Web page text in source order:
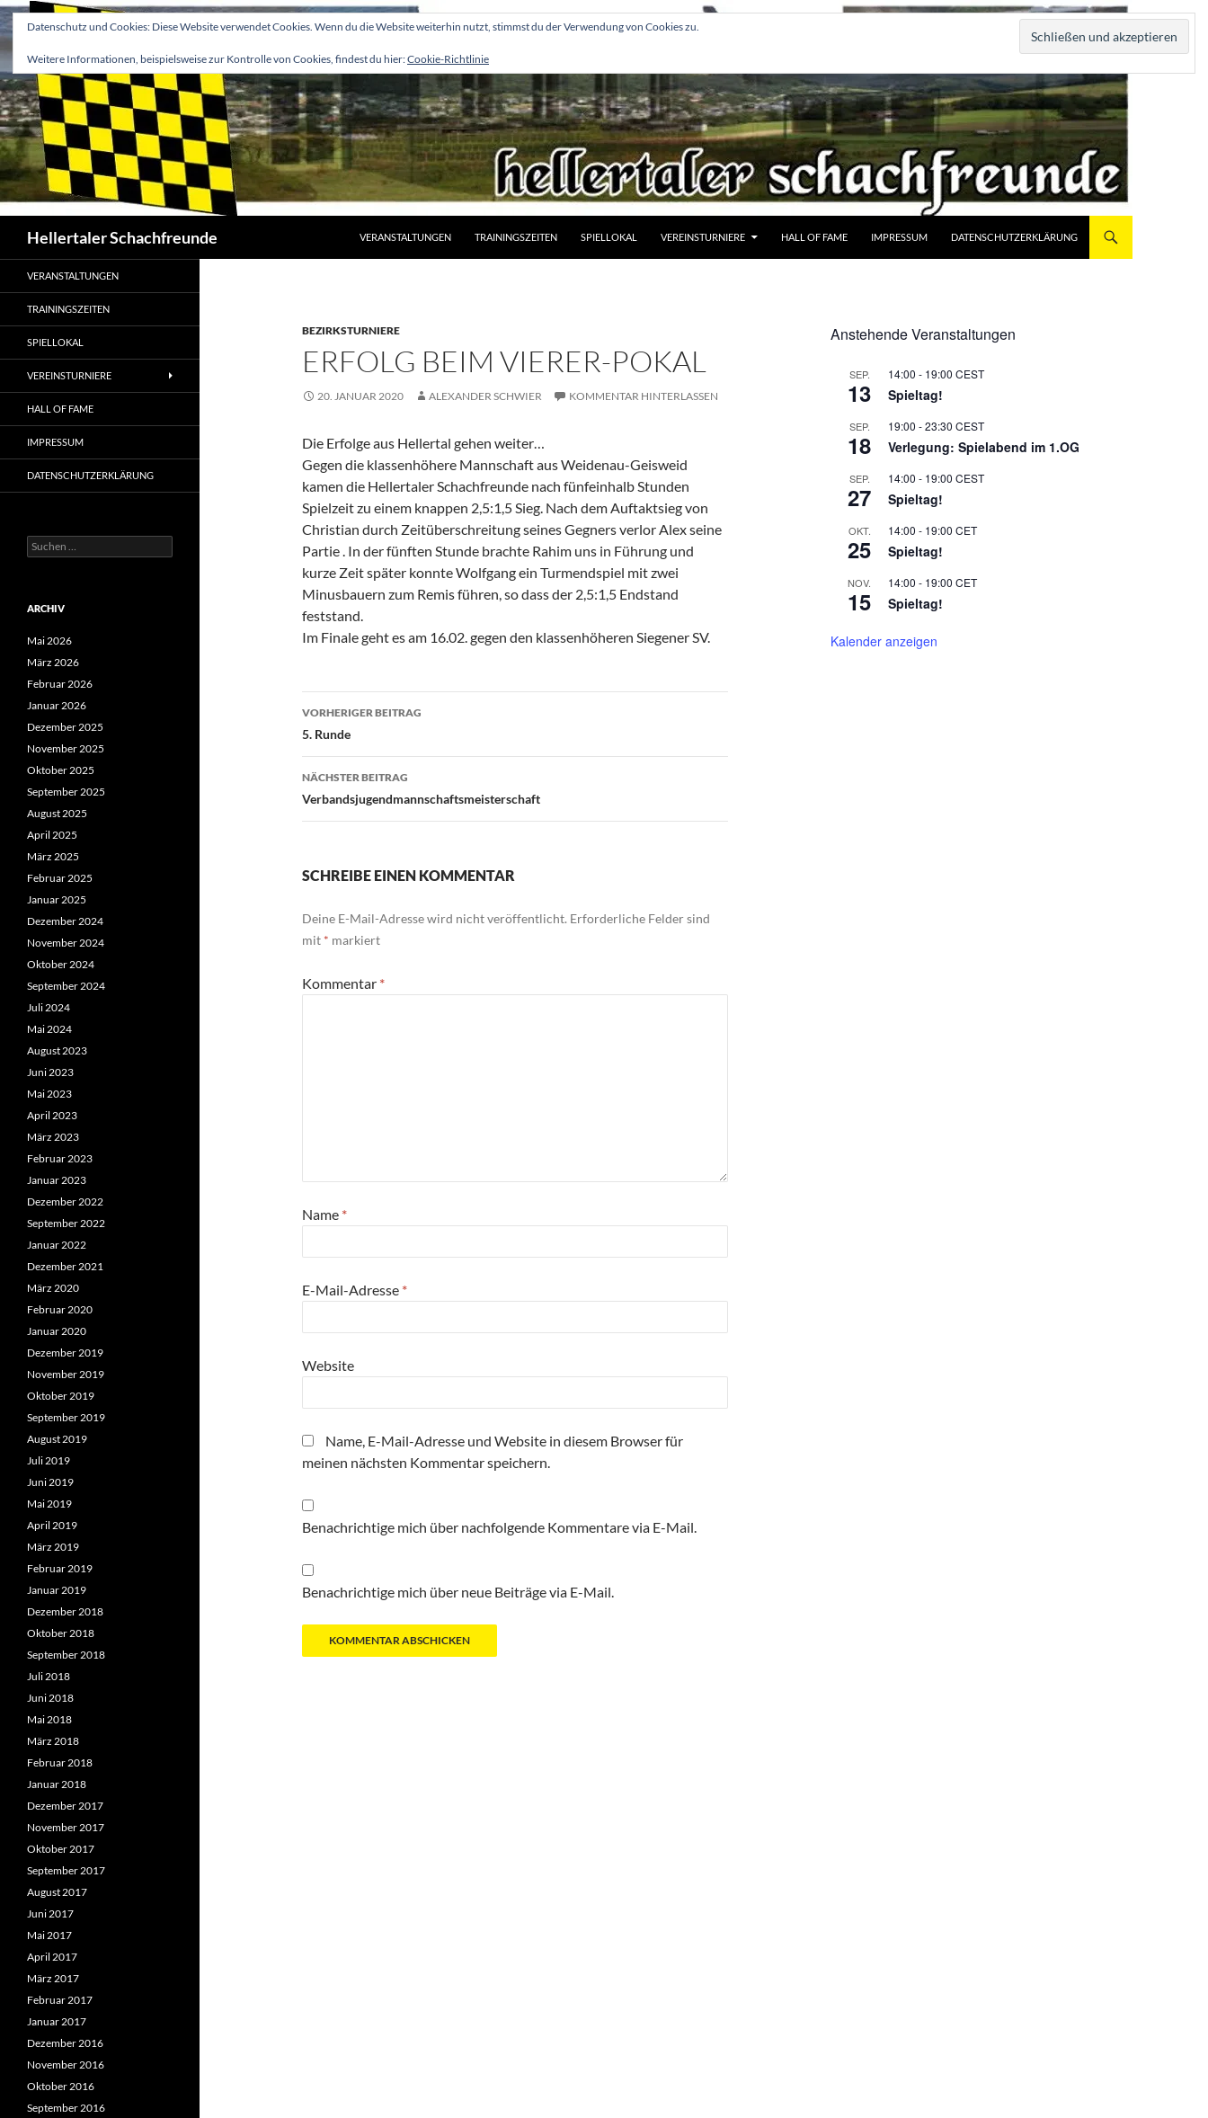
Zum
Inhalt
springen
Hellertaler Schachfreunde VERANSTALTUNGEN TRAININGSZEITEN SPIELLOKAL VEREINSTURNIERE HALL OF FAME IMPRESSUM DATENSCHUTZERKLÄRUNG
BEZIRKSTURNIERE
ERFOLG BEIM VIERER-POKAL
20. JANUAR 2020 ALEXANDER SCHWIER KOMMENTAR HINTERLASSEN
Die Erfolge aus Hellertal gehen weiter…
Gegen die klassenhöhere Mannschaft aus Weidenau-Geisweid
kamen die Hellertaler Schachfreunde nach fünfeinhalb Stunden
Spielzeit zu einem knappen 2,5:1,5 Sieg. Nach dem Auftaktsieg von
Christian durch Zeitüberschreitung seines Gegners verlor Alex seine
Partie . In der fünften Stunde brachte Rahim uns in Führung und
kurze Zeit später konnte Wolfgang ein Turmendspiel mit zwei
Minusbauern zum Remis führen, so dass der 2,5:1,5 Endstand
feststand.
Im Finale geht es am 16.02. gegen den klassenhöheren Siegener SV.
Beitragsnavigation
VORHERIGER BEITRAG
5. Runde
NÄCHSTER BEITRAG
Verbandsjugendmannschaftsmeisterschaft
SCHREIBE EINEN KOMMENTAR
Deine E-Mail-Adresse wird nicht veröffentlicht. Erforderliche Felder sind
mit * markiert
Kommentar *
Name *
E-Mail-Adresse *
Website
Name, E-Mail-Adresse und Website in diesem Browser für
meinen nächsten Kommentar speichern.
Benachrichtige mich über nachfolgende Kommentare via E-Mail.
Benachrichtige mich über neue Beiträge via E-Mail.
Anstehende Veranstaltungen
SEP.
13
14:00 - 19:00 CEST
Spieltag!
SEP.
18
19:00 -23:30 CEST
Verlegung: Spielabend im 1.OG
SEP.
27
14:00 - 19:00 CEST
Spieltag!
OKT.
25
14:00 - 19:00 CET
Spieltag!
NOV.
15
14:00 - 19:00 CET
Spieltag!
Kalender anzeigen
VERANSTALTUNGEN
TRAININGSZEITEN
SPIELLOKAL
VEREINSTURNIERE
HALL OF FAME
IMPRESSUM
DATENSCHUTZERKLÄRUNG
Suchen
nach:
ARCHIV
Mai 2026
März 2026
Februar 2026
Januar 2026
Dezember 2025
November 2025
Oktober 2025
September 2025
August 2025
April 2025
März 2025
Februar 2025
Januar 2025
Dezember 2024
November 2024
Oktober 2024
September 2024
Juli 2024
Mai 2024
August 2023
Juni 2023
Mai 2023
April 2023
März 2023
Februar 2023
Januar 2023
Dezember 2022
September 2022
Januar 2022
Dezember 2021
März 2020
Februar 2020
Januar 2020
Dezember 2019
November 2019
Oktober 2019
September 2019
August 2019
Juli 2019
Juni 2019
Mai 2019
April 2019
März 2019
Februar 2019
Januar 2019
Dezember 2018
Oktober 2018
September 2018
Juli 2018
Juni 2018
Mai 2018
März 2018
Februar 2018
Januar 2018
Dezember 2017
November 2017
Oktober 2017
September 2017
August 2017
Juni 2017
Mai 2017
April 2017
März 2017
Februar 2017
Januar 2017
Dezember 2016
November 2016
Oktober 2016
September 2016
Datenschutz und Cookies: Diese Website verwendet Cookies. Wenn du die Website weiterhin nutzt, stimmst du der Verwendung von Cookies zu.
Weitere Informationen, beispielsweise zur Kontrolle von Cookies, findest du hier:Cookie-Richtlinie